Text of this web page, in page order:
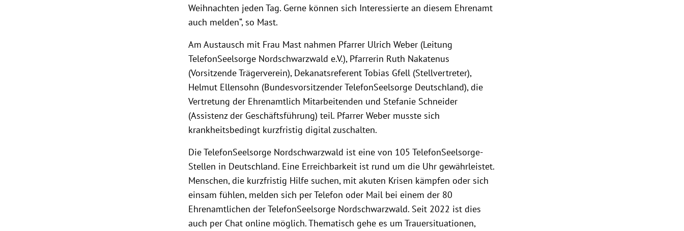
Weihnachten jeden Tag. Gerne können sich Interessierte an diesem Ehrenamt
auch melden“, so Mast.
Am Austausch mit Frau Mast nahmen Pfarrer Ulrich Weber (Leitung
TelefonSeelsorge Nordschwarzwald e.V.), Pfarrerin Ruth Nakatenus
(Vorsitzende Trägerverein), Dekanatsreferent Tobias Gfell (Stellvertreter),
Helmut Ellensohn (Bundesvorsitzender TelefonSeelsorge Deutschland), die
Vertretung der Ehrenamtlich Mitarbeitenden und Stefanie Schneider
(Assistenz der Geschäftsführung) teil. Pfarrer Weber musste sich
krankheitsbedingt kurzfristig digital zuschalten.
Die TelefonSeelsorge Nordschwarzwald ist eine von 105 TelefonSeelsorge-
Stellen in Deutschland. Eine Erreichbarkeit ist rund um die Uhr gewährleistet.
Menschen, die kurzfristig Hilfe suchen, mit akuten Krisen kämpfen oder sich
einsam fühlen, melden sich per Telefon oder Mail bei einem der 80
Ehrenamtlichen der TelefonSeelsorge Nordschwarzwald. Seit 2022 ist dies
auch per Chat online möglich. Thematisch gehe es um Trauersituationen,